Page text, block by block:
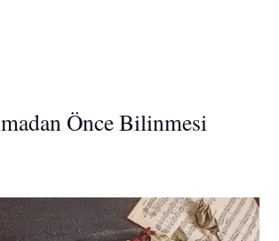
Önce Bilinmesi